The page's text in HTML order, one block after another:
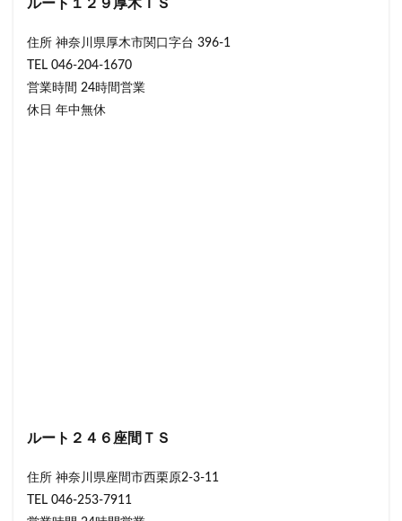
ルート１２９厚木ＴＳ
住所 神奈川県厚木市関口字台 396-1
TEL 046-204-1670
営業時間 24時間営業
休日 年中無休
ルート２４６座間ＴＳ
住所 神奈川県座間市西栗原2-3-11
TEL 046-253-7911